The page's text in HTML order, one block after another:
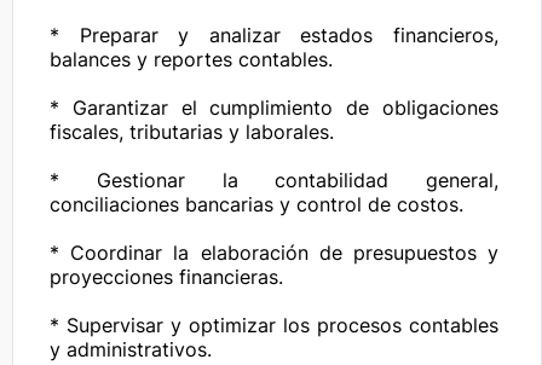
* Preparar y analizar estados financieros,
balances y reportes contables.
* Garantizar el cumplimiento de obligaciones
fiscales, tributarias y laborales.
* Gestionar la contabilidad general,
conciliaciones bancarias y control de costos.
* Coordinar la elaboración de presupuestos y
proyecciones financieras.
* Supervisar y optimizar los procesos contables
y administrativos.